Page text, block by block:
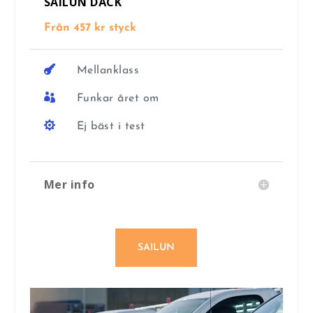
Från 457 kr styck
 Mellanklass
 Funkar året om
 Ej bäst i test
Mer info
SAILUN